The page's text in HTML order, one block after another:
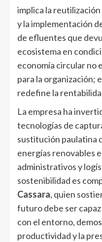
implica la
y la implementación
de efluentes que
ecosistema en
economía circular no
para la organización;
redefine la
La empresa ha
tecnologías de
sustitución paulatina
energías renovables
administrativos y
sostenibilidad es
Cassara, quien
futuro debe ser
con el entorno,
productividad y la